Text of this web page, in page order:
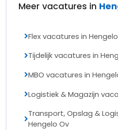
Meer vacatures in
Flex vacatures in
Tijdelijk vacatures in
MBO vacatures in
Logistiek & Magazijn
Transport, Opslag &
Hengelo Ov